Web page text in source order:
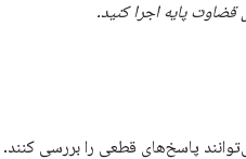
قضاوت پایه اجرا کنید.
پاسخ‌های قطعی را بررسی کنند.